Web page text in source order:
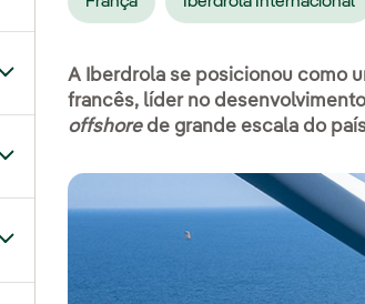
Alternar submenu de Produtos e Serviços
Alternar submenu de Onde estamos
Alternar submenu de Plano Estratégico
A Iberdrola se posicionou como
francês, líder no
offshorede grande escala do